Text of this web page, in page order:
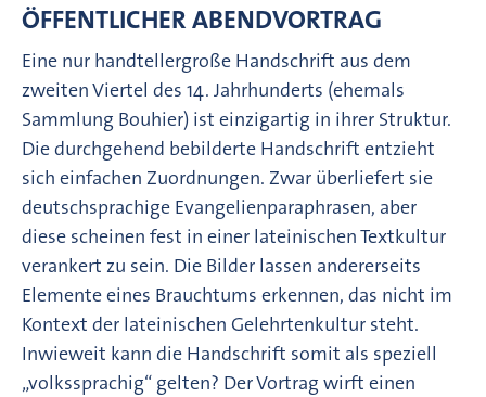
ÖFFENTLICHER ABENDVORTRAG
Eine nur handtellergroße Handschrift aus dem
zweiten Viertel des 14. Jahrhunderts (ehemals
Sammlung Bouhier) ist einzigartig in ihrer Struktur.
Die durchgehend bebilderte Handschrift entzieht
sich einfachen Zuordnungen. Zwar überliefert sie
deutschsprachige Evangelienparaphrasen, aber
diese scheinen fest in einer lateinischen Textkultur
verankert zu sein. Die Bilder lassen andererseits
Elemente eines Brauchtums erkennen, das nicht im
Kontext der lateinischen Gelehrtenkultur steht.
Inwieweit kann die Handschrift somit als speziell
„volkssprachig“ gelten? Der Vortrag wirft einen